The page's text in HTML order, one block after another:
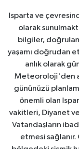
Isparta ve
olarak
bilgiler,
yaşamı doğrudan
anlık olarak
Meteoroloji'den
gününüzü
önemli olan
vakitleri, Diyanet
Vatandaşların
etmesi sağlanır.